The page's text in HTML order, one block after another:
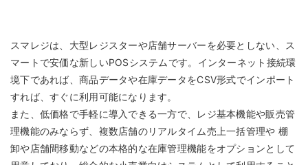
スマレジは、大型レジスターや店舗サーバーを必要としない、ス
マートで安価な新しいPOSシステムです。インターネット接続環
境下であれば、商品データや在庫データをCSV形式でインポート
すれば、すぐに利用可能になります。
また、低価格で手軽に導入できる一方で、レジ基本機能や販売管
理機能のみならず、複数店舗のリアルタイム売上一括管理や 棚
卸や店舗間移動などの本格的な在庫管理機能をオプションとして